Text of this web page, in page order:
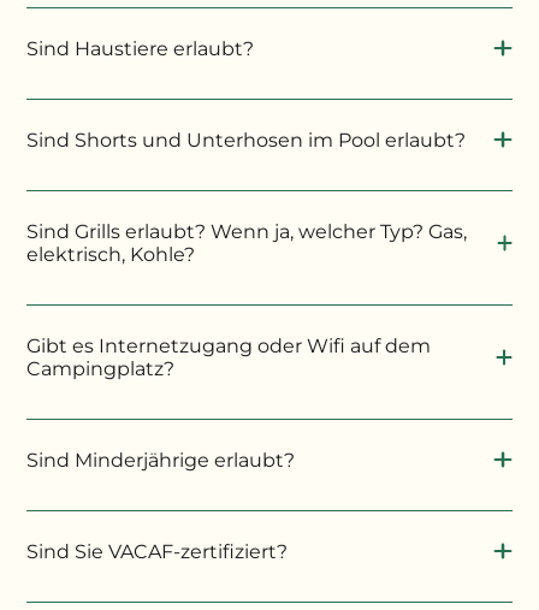
Sind Haustiere erlaubt?
Sind Shorts und Unterhosen im Pool erlaubt?
Badeanzugs empfohlen.
Sind Grills erlaubt? Wenn ja, welcher Typ? Gas,
elektrisch, Kohle?
Gibt es Internetzugang oder Wifi auf dem
Campingplatz?
Sind Minderjährige erlaubt?
Erziehungsberechtigten begleitet werden.
Sind Sie VACAF-zertifiziert?